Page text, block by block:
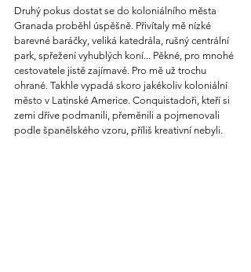
Druhý pokus dostat se do koloniálního města
Granada proběhl úspěšně. Přivítaly mě nízké
barevné baráčky, veliká katedrála, rušný centrální
park, spřežení vyhublých koní... Pěkné, pro mnohé
cestovatele jistě zajímavé. Pro mě už trochu
ohrané. Takhle vypadá skoro jakékoliv koloniální
město v Latinské Americe. Conquistadoři, kteří si
zemi dříve podmanili, přeměnili a pojmenovali
podle španělského vzoru, příliš kreativní nebyli.